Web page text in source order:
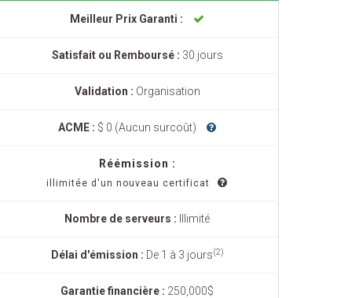
Meilleur Prix Garanti :
Satisfait ou Remboursé : 30 jours
Validation : Organisation
ACME : $ 0 (Aucun surcoût)
Réémission :
illimitée d'un nouveau certificat
Nombre de serveurs : Illimité
Délai d'émission : De 1 à 3 jours(2)
Garantie financière : 250,000$